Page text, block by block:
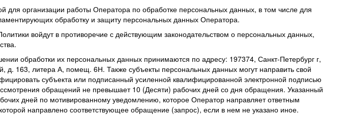
для организации работы Оператора по обработке персональных данных, в том числе для
обработку и защиту персональных данных Оператора.
войдут в противоречие с действующим законодательством о персональных данных,
обработки их персональных данных принимаются по адресу: 197374, Санкт-Петербург г,
д. 163, литера А, помещ. 6Н. Также субъекты персональных данных могут направить свой
субъекта или подписанный усиленной квалифицированной электронной подписью
обращений не превышает 10 (Десяти) рабочих дней со дня обращения. Указанный
дней по мотивированному уведомлению, которое Оператор направляет ответным
направлено соответствующее обращение (запрос), если в нем не указано иное.